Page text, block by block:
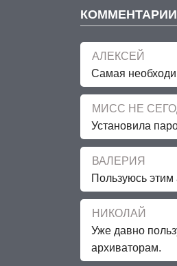
АЛЕКСЕЙ
Самая
МИСС НЕ
Установила
ВАЛЕРИЯ
Пользуюсь
НИКОЛАЙ
Уже давно
архиваторам.